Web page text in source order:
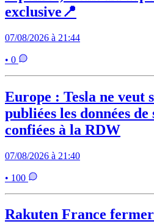
exclusive📍
07/08/2026 à 21:44
• 0
Europe : Tesla ne veut
publiées les données
confiées à la RDW
07/08/2026 à 21:40
• 100
Rakuten France